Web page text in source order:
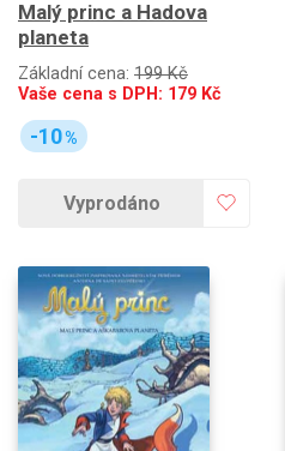
Malý princ a Hadova
planeta
Základní cena: 199 Kč
Vaše cena s DPH: 179 Kč
-10%
Vyprodáno